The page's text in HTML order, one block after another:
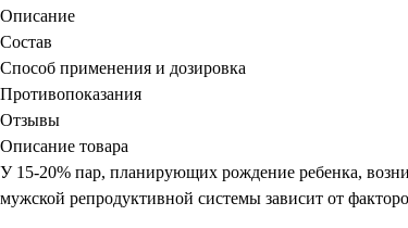
Описание
Состав
Способ применения и дозировка
Противопоказания
Отзывы
Описание товара
У 15-20% пар, планирующих рождение ребенка,
мужской репродуктивной системы зависит от